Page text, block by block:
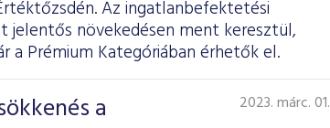
Az ingatlanbefektetési
növekedésen ment keresztül,
a Prémium Kategóriában érhetők el.
a 2023. márc. 01.